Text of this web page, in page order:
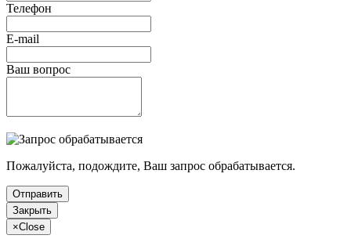
Телефон
E-mail
Ваш вопрос
Пожалуйста, подождите, Ваш запрос обрабатывается.
Отправить
Закрыть
×Close